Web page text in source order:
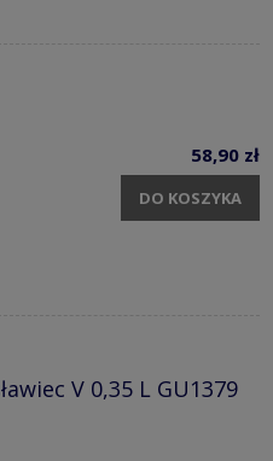
58,90 zł
DO KOSZYKA
V 0,35 L GU1379